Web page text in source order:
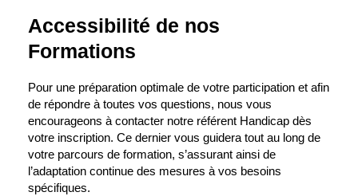
Accessibilité de nos
Formations
Pour une préparation optimale de votre participation et afin
de répondre à toutes vos questions, nous vous
encourageons à contacter notre référent Handicap dès
votre inscription. Ce dernier vous guidera tout au long de
votre parcours de formation, s’assurant ainsi de
l’adaptation continue des mesures à vos besoins
spécifiques.